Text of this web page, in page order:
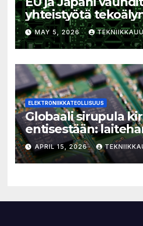
yhteistyötä
kvanttiteknologian
alalla
MAY 5, 2026
ELEKTRONIIKKATEOLLISUUS
Globaali sirupula
entisestään:
ei kannata pitkittää
APRIL 15, 2026